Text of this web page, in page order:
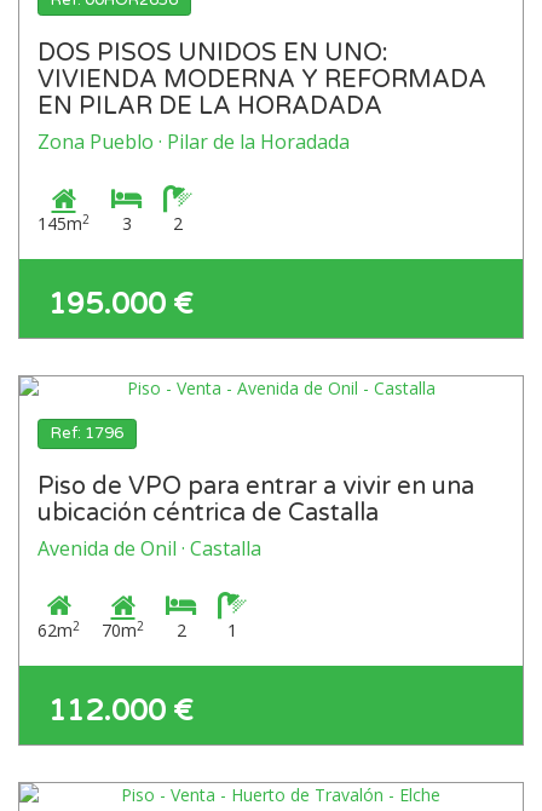
DOS PISOS UNIDOS EN UNO:
VIVIENDA MODERNA Y REFORMADA
EN PILAR DE LA HORADADA
Zona Pueblo · Pilar de la Horadada
145m2 3 2
195.000 €
Ref: 1796
Piso de VPO para entrar a vivir en una
ubicación céntrica de Castalla
Avenida de Onil · Castalla
62m2 70m2 2 1
112.000 €